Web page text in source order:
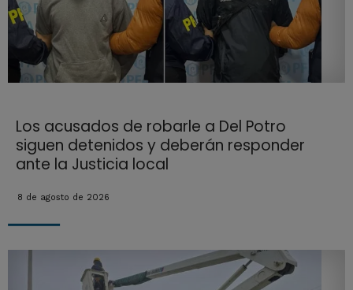
Los acusados de robarle a Del Potro
siguen detenidos y deberán responder
ante la Justicia local
8 de agosto de 2026